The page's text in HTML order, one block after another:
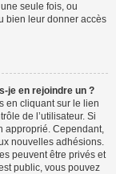
seule fois, ou
bien leur donner accès
je en rejoindre un ?
en cliquant sur le lien
de l’utilisateur. Si
approprié. Cependant,
nouvelles adhésions.
peuvent être privés et
public, vous pouvez